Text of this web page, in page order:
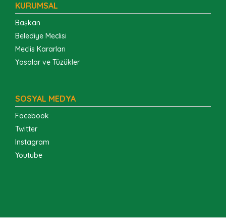
KURUMSAL
Başkan
Belediye Meclisi
Meclis Kararları
Yasalar ve Tüzükler
SOSYAL MEDYA
Facebook
Twitter
Instagram
Youtube